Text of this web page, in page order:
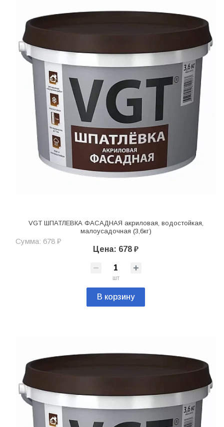
VGT ШПАТЛЕВКА ФАСАДНАЯ акриловая, водостойкая,
малоусадочная (3,6кг)
Сумма: 678 ₽
Цена: 678 ₽
шт
В корзину